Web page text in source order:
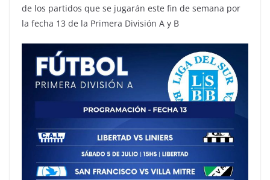
de los partidos que se jugarán este fin de semana por
la fecha 13 de la Primera División A y B